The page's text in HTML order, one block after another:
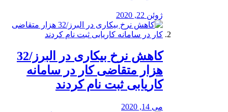
ژوئن 22, 2020
کاهش نرخ بیکاری در البرز/32
هزار متقاضی کار در سامانه
کاریابی ثبت نام کردند
می 14, 2020